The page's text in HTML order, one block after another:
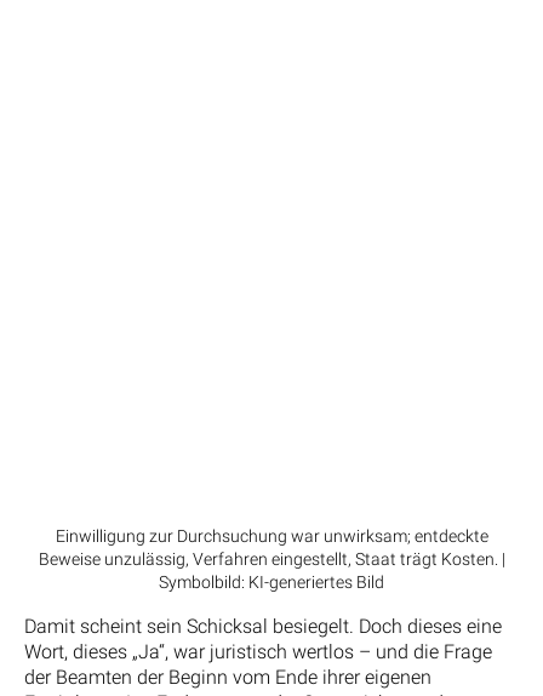
Einwilligung zur Durchsuchung war unwirksam; entdeckte
Beweise unzulässig, Verfahren eingestellt, Staat trägt Kosten. |
Symbolbild: KI-generiertes Bild
Damit scheint sein Schicksal besiegelt. Doch dieses eine
Wort, dieses „Ja“, war juristisch wertlos – und die Frage
der Beamten der Beginn vom Ende ihrer eigenen